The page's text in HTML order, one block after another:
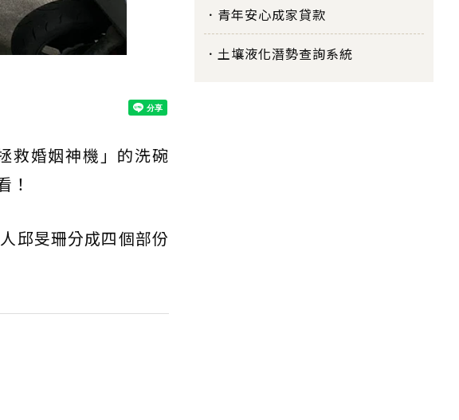
救婚姻神機」的洗碗
！
邱旻珊分成四個部份
青年安心成家貸款
土壤液化潛勢查詢系統